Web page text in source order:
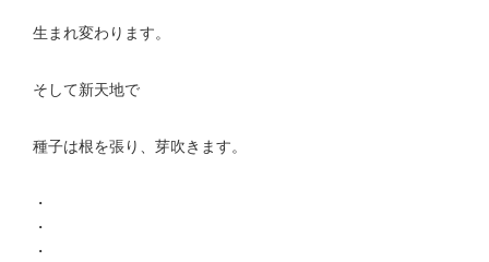
生まれ変わります。
そして新天地で
種子は根を張り、芽吹きます。
・
・
・